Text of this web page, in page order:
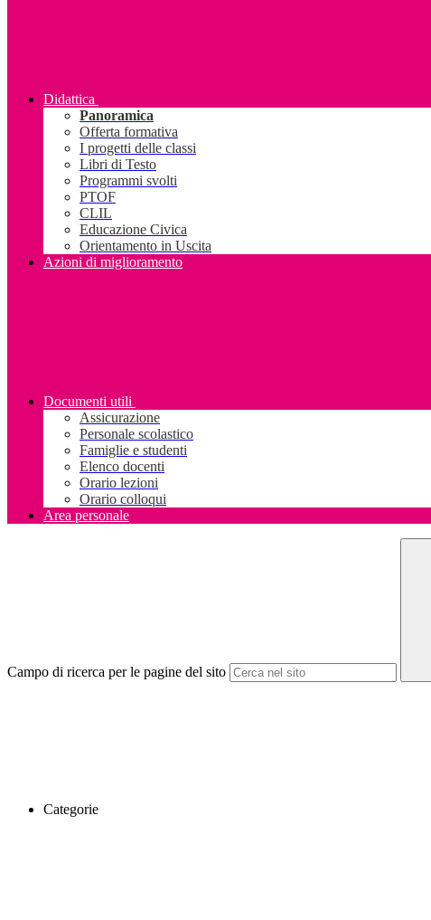
Didattica
Panoramica
Offerta formativa
I progetti delle classi
Libri di Testo
Programmi svolti
PTOF
CLIL
Educazione Civica
Orientamento in Uscita
Azioni di miglioramento
Documenti utili
Assicurazione
Personale scolastico
Famiglie e studenti
Elenco docenti
Orario lezioni
Orario colloqui
Area personale
Campo di ricerca per le pagine del sito
Categorie